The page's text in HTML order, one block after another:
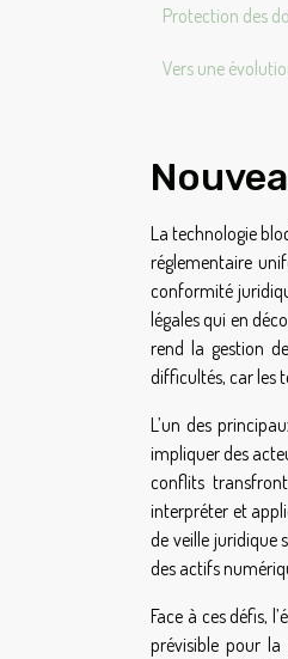
Protection des
Vers une
La technologie
réglementaire
conformité
légales qui en
rend la gestion
difficultés, car les
L’un des
impliquer des
conflits
interpréter et
de veille juridique
des actifs
Face à ces défis,
prévisible pour la